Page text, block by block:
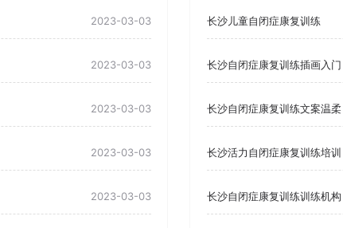
2023-03-03
2023-03-03
2023-03-03
2023-03-03
2023-03-03
长沙儿童自闭症康复训练
长沙自闭症康复训练插画入门
长沙自闭症康复训练文案温柔
长沙活力自闭症康复训练培训
长沙自闭症康复训练训练机构